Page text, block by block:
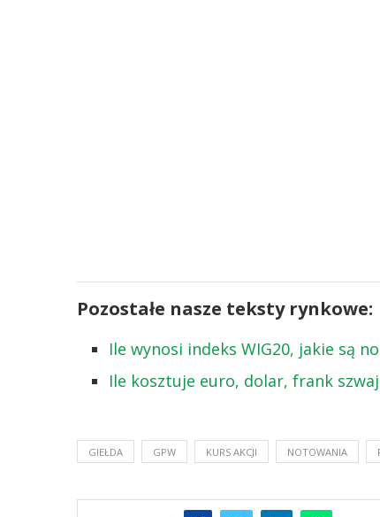
Pozostałe nasze teksty rynkowe:
Ile wynosi indeks WIG20, jakie są
Ile kosztuje euro, dolar, frank
GIEŁDA GPW KURS AKCJI NOTOWANIA